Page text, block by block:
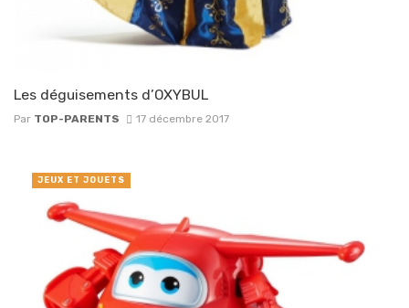
Les déguisements d’OXYBUL
Par TOP-PARENTS 17 décembre 2017
JEUX ET JOUETS